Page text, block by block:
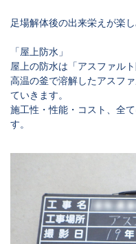
足場解体後の出来栄えが楽し
「屋上防水」
屋上の防水は「アスファル
高温の釜で溶解したアスフ
ていきます。
施工性・性能・コスト、全
す。